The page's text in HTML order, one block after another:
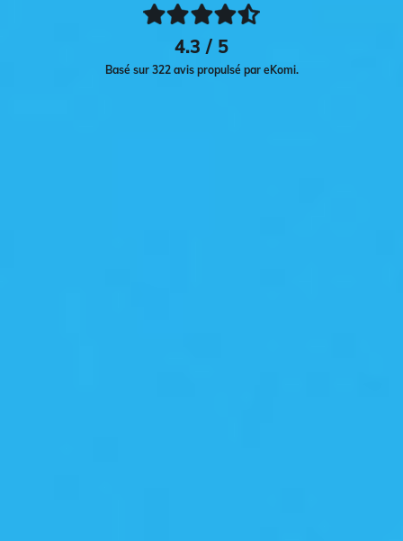
4.3 / 5
Basé sur 322 avis propulsé par eKomi.